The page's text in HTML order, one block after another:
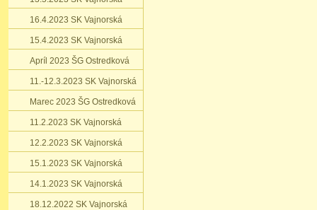
16.4.2023 SK Vajnorská
15.4.2023 SK Vajnorská
Apríl 2023 ŠG Ostredková
11.-12.3.2023 SK Vajnorská
Marec 2023 ŠG Ostredková
11.2.2023 SK Vajnorská
12.2.2023 SK Vajnorská
15.1.2023 SK Vajnorská
14.1.2023 SK Vajnorská
18.12.2022 SK Vajnorská